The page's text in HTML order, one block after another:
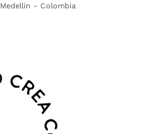
Medellin - Colombia